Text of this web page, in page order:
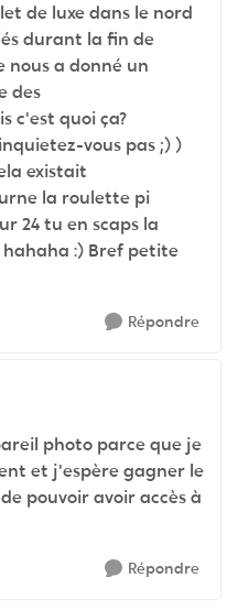
de luxe dans le nord
durant la fin de
nous a donné un
des
c'est quoi ça?
vous pas ;) )
existait
la roulette pi
24 tu en scaps la
hahaha :) Bref petite
Répondre
photo parce que je
et j'espère gagner le
pouvoir avoir accès à
Répondre